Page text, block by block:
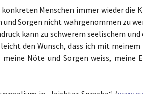
Menschen immer wieder die
Sorgen nicht wahrgenommen zu
kann zu schwerem seelischem
den Wunsch, dass ich mit
Nöte und Sorgen weiss, meine